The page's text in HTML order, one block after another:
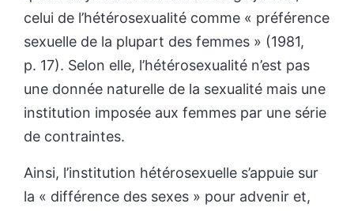
celui de l’hétérosexualité comme « préférence
sexuelle de la plupart des femmes » (1981,
p. 17). Selon elle, l’hétérosexualité n’est pas
une donnée naturelle de la sexualité mais une
institution imposée aux femmes par une série
de contraintes.
Ainsi, l’institution hétérosexuelle s’appuie sur
la « différence des sexes » pour advenir et,